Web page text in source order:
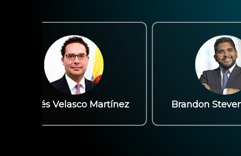
❮
Steven Espinel Carlos Eduardo Sepúlveda